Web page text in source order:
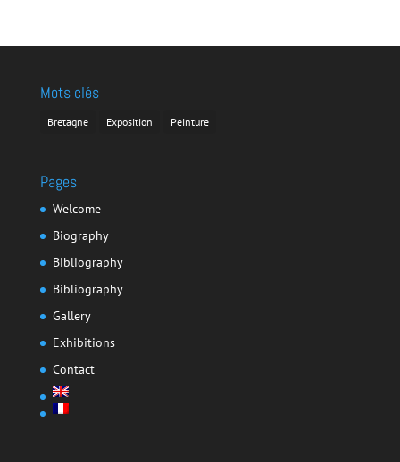
Mots clés
Bretagne Exposition Peinture
Pages
Welcome
Biography
Bibliography
Bibliography
Gallery
Exhibitions
Contact